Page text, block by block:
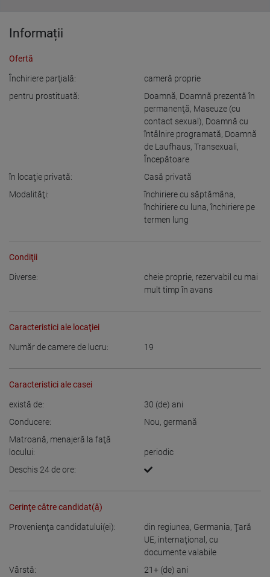
Informații
Ofertă
Închiriere parţială:
cameră proprie
pentru prostituată:
Doamnă, Doamnă prezentă în
permanenţă, Maseuze (cu
contact sexual), Doamnă cu
întâlnire programată, Doamnă
de Laufhaus, Transexuali,
Începătoare
în locaţie privată:
Casă privată
Modalităţi:
închiriere cu săptămâna,
închiriere cu luna,închiriere pe
termen lung
Condiţii
Diverse: cheie proprie, rezervabil cu mai
mult timp în avans
Caracteristici ale locaţiei
Număr de camere de lucru: 19
Caracteristici ale casei
există de: 30 (de) ani
Conducere:
Nou, germană
Matroană, menajeră la faţă
locului:
periodic
Deschis 24 de ore:
Cerinţe către candidat(ă)
Provenienţa candidatului(ei): din regiunea, Germania, Ţară
UE, internaţional, cu
documente valabile
Vârstă:
21+ (de) ani